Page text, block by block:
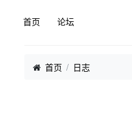
首页 论坛
首页 日志